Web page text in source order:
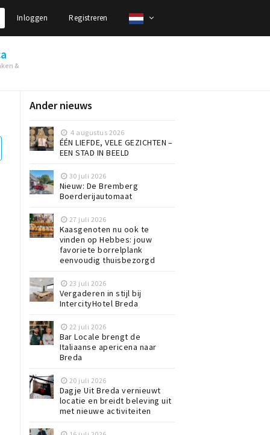
Inloggen Registreren
&
Ander nieuws
4 augustus 2026
ÉÉN LIEFDE, VELE GEZICHTEN –
EEN STAD IN BEELD
30 juli 2026
Nieuw: De Bremberg
Boerderijautomaat
27 juli 2026
Kaasgenoten nu ook te
vinden op Hebbes: jouw
favoriete borrelplank
eenvoudig thuisbezorgd
23 juli 2026
Vergaderen in stijl bij
IntercityHotel Breda
22 juli 2026
Bar Locale brengt de
Italiaanse apericena naar
Breda
20 juli 2026
Dagje Uit Breda vernieuwt
locatie en breidt beleving uit
met nieuwe activiteiten